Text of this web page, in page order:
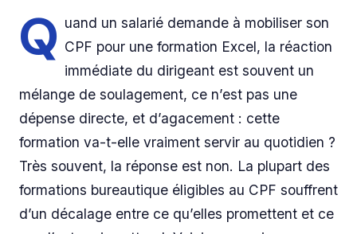
Q uand un salarié demande à mobiliser son
CPF pour une formation Excel, la réaction
immédiate du dirigeant est souvent un
mélange de soulagement, ce n’est pas une
dépense directe, et d’agacement : cette
formation va-t-elle vraiment servir au quotidien ?
Très souvent, la réponse est non. La plupart des
formations bureautique éligibles au CPF souffrent
d’un décalage entre ce qu’elles promettent et ce